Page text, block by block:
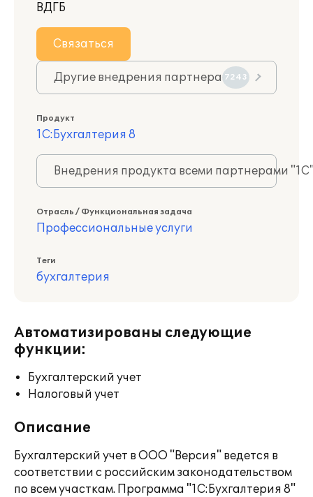
ВДГБ
Связаться
Другие внедрения партнера 7243
Продукт
1С:Бухгалтерия 8
Внедрения продукта всеми партнерами
Отрасль / Функциональная задача
Профессиональные услуги
Теги
бухгалтерия
Автоматизированы следующие
функции:
Бухгалтерский учет
Налоговый учет
Описание
Бухгалтерский учет в ООО "Версия" ведется в
соответствии с российским законодательством
по всем участкам. Программа "1С:Бухгалтерия 8"